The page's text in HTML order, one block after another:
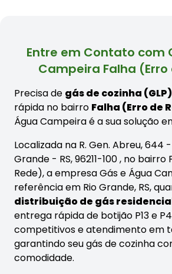
Entre em Contato com
Campeira Falha (Erro
Precisa de gás de cozinha (GLP)
rápida no bairro Falha (Erro de
Água Campeira é a sua solução
Localizada na R. Gen. Abreu, 644
Grande - RS, 96211-100 , no
Rede), a empresa Gás e Água
referência em Rio Grande, RS,
distribuição de gás
entrega rápida de botijão P13 e
competitivos e atendimento em
garantindo seu gás de cozinha
comodidade.